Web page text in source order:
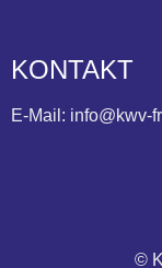
KONTAKT
E-Mail: info@kwv-
©